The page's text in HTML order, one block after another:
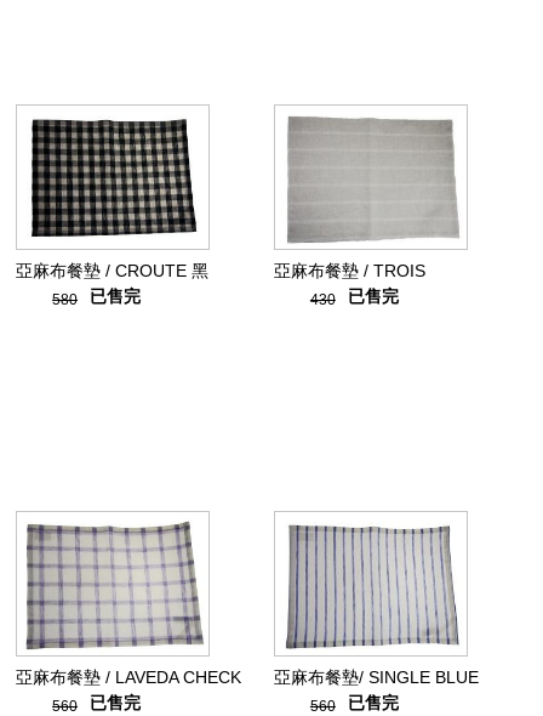
亞麻布餐墊 / CROUTE 黑
580 已售完
亞麻布餐墊 / TROIS
430 已售完
亞麻布餐墊 / LAVEDA CHECK
560 已售完
亞麻布餐墊/ SINGLE BLUE
560 已售完